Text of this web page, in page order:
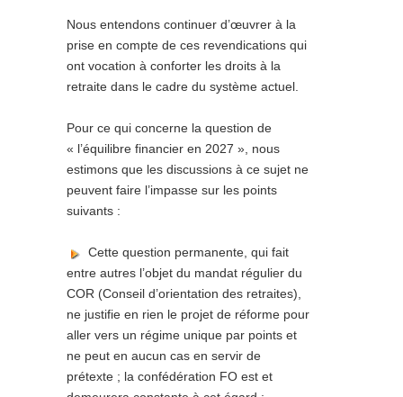
Nous entendons continuer d’œuvrer à la
prise en compte de ces revendications qui
ont vocation à conforter les droits à la
retraite dans le cadre du système actuel.
Pour ce qui concerne la question de
« l’équilibre financier en 2027 », nous
estimons que les discussions à ce sujet ne
peuvent faire l’impasse sur les points
suivants :
Cette question permanente, qui fait
entre autres l’objet du mandat régulier du
COR (Conseil d’orientation des retraites),
ne justifie en rien le projet de réforme pour
aller vers un régime unique par points et
ne peut en aucun cas en servir de
prétexte ; la confédération FO est et